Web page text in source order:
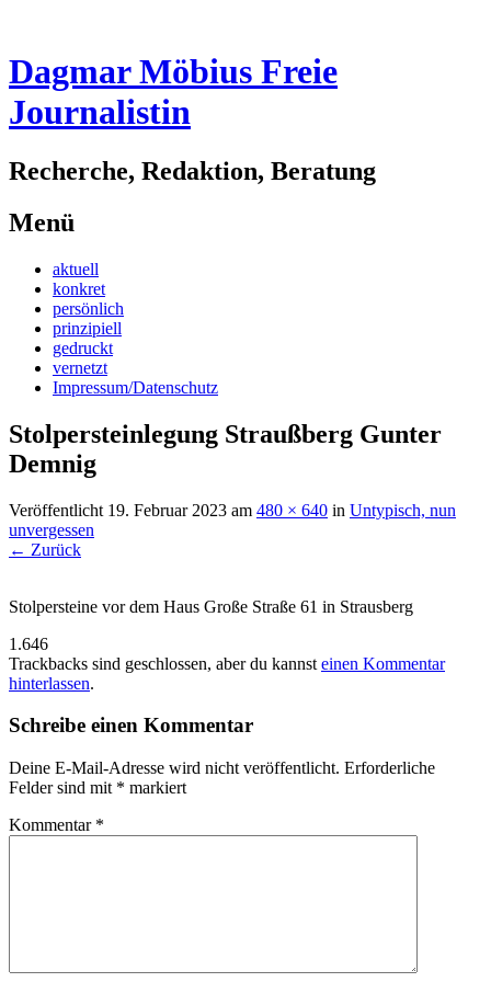
Dagmar Möbius Freie
Journalistin
Recherche, Redaktion, Beratung
Menü
Zum
Inhalt
springen
aktuell
konkret
persönlich
prinzipiell
gedruckt
vernetzt
Impressum/Datenschutz
Stolpersteinlegung Straußberg Gunter
Demnig
Veröffentlicht 19. Februar 2023 am 480 × 640 in Untypisch, nun
unvergessen
← Zurück
Stolpersteine vor dem Haus Große Straße 61 in Strausberg
1.646
Trackbacks sind geschlossen, aber du kannst einen Kommentar
hinterlassen.
Schreibe einen Kommentar
Deine E-Mail-Adresse wird nicht veröffentlicht. Erforderliche
Felder sind mit * markiert
Kommentar *